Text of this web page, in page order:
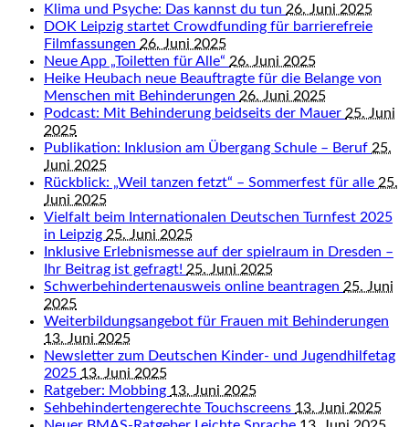
Klima und Psyche: Das kannst du tun 26. Juni 2025
DOK Leipzig startet Crowdfunding für barrierefreie
Filmfassungen 26. Juni 2025
Neue App „Toiletten für Alle“ 26. Juni 2025
Heike Heubach neue Beauftragte für die Belange von
Menschen mit Behinderungen 26. Juni 2025
Podcast: Mit Behinderung beidseits der Mauer 25. Juni
2025
Publikation: Inklusion am Übergang Schule – Beruf 25.
Juni 2025
Rückblick: „Weil tanzen fetzt“ – Sommerfest für alle 25.
Juni 2025
Vielfalt beim Internationalen Deutschen Turnfest 2025
in Leipzig 25. Juni 2025
Inklusive Erlebnismesse auf der spielraum in Dresden –
Ihr Beitrag ist gefragt! 25. Juni 2025
Schwerbehindertenausweis online beantragen 25. Juni
2025
Weiterbildungsangebot für Frauen mit Behinderungen
13. Juni 2025
Newsletter zum Deutschen Kinder- und Jugendhilfetag
2025 13. Juni 2025
Ratgeber: Mobbing 13. Juni 2025
Sehbehindertengerechte Touchscreens 13. Juni 2025